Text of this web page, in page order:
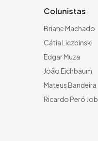
Colunistas
Briane Machado
Cátia Liczbinski
Edgar Muza
João Eichbaum
Mateus Bandeira
Ricardo Peró Job